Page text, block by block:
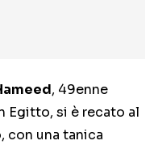
, 49enne
Egitto, si è recato al
con una tanica